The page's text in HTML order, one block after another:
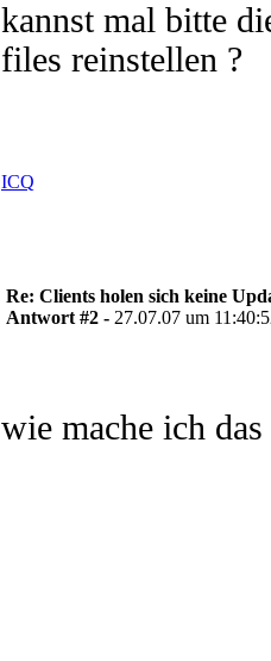
kannst mal bitte
files reinstellen ?
ICQ
Re: Clients holen sich keine
Antwort #2 - 27.07.07 um
wie mache ich das